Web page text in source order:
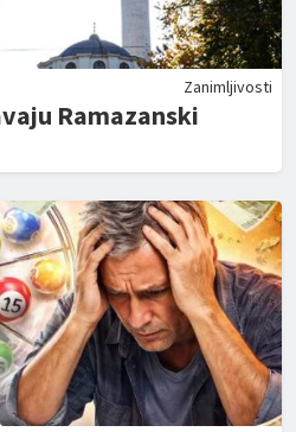
Zanimljivosti
Ramazanski